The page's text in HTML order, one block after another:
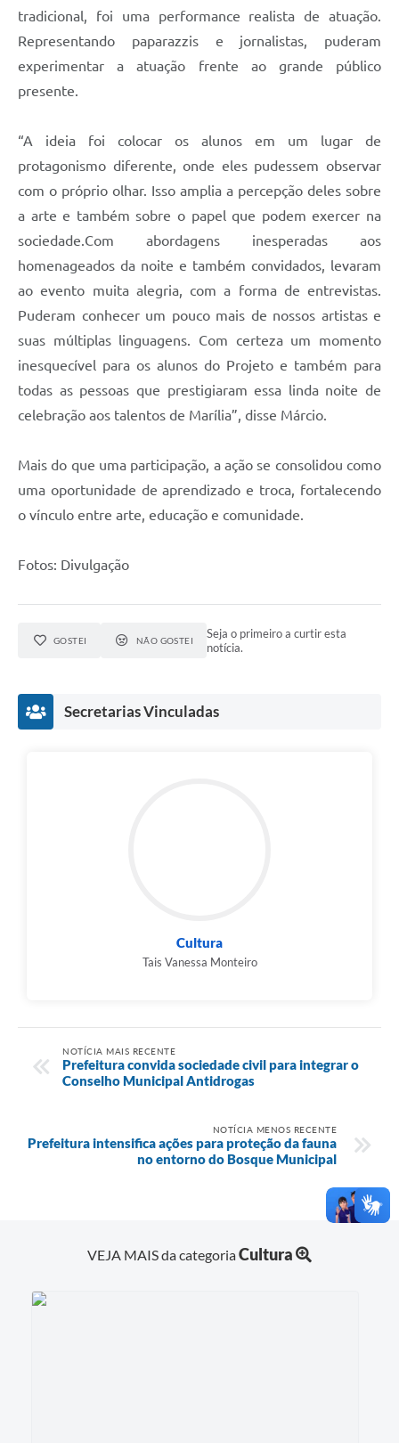
tradicional, foi uma performance realista de atuação.
Representando paparazzis e jornalistas, puderam
experimentar a atuação frente ao grande público
presente.
“A ideia foi colocar os alunos em um lugar de
protagonismo diferente, onde eles pudessem observar
com o próprio olhar. Isso amplia a percepção deles sobre
a arte e também sobre o papel que podem exercer na
sociedade.Com abordagens inesperadas aos
homenageados da noite e também convidados, levaram
ao evento muita alegria, com a forma de entrevistas.
Puderam conhecer um pouco mais de nossos artistas e
suas múltiplas linguagens. Com certeza um momento
inesquecível para os alunos do Projeto e também para
todas as pessoas que prestigiaram essa linda noite de
celebração aos talentos de Marília”, disse Márcio.
Mais do que uma participação, a ação se consolidou como
uma oportunidade de aprendizado e troca, fortalecendo
o vínculo entre arte, educação e comunidade.
Fotos: Divulgação
GOSTEI NÃO GOSTEI
Seja o primeiro a curtir esta
notícia.
Secretarias Vinculadas
Cultura
Tais Vanessa Monteiro
NOTÍCIA MAIS RECENTE
Prefeitura convida sociedade civil para integrar o
Conselho Municipal Antidrogas
NOTÍCIA MENOS RECENTE
Prefeitura intensifica ações para proteção da fauna
no entorno do Bosque Municipal
VEJA MAIS da categoriaCultura